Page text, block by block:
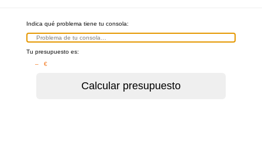
Indica qué problema tiene tu consola:
Tu presupuesto es:
– €